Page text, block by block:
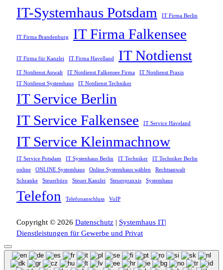
IT-Systemhaus Potsdam
IT Firma Berlin
IT Firma Brandenburg IT Firma Falkensee
IT Firma für Kanzlei IT Firma Havelland IT Notdienst
IT Notdienst Anwalt IT Notdienst Falkensee Firma
IT Notdienst Praxis
IT Notdienst Systemhaus
IT Notdienst Techniker
IT Service Berlin
IT Service Falkensee
IT Service Haveland
IT Service Kleinmachnow
IT Service Potsdam IT Systenhaus Berlin IT Techniker
IT Techniker Berlin
online
ONLINE Systemhaus Online Systemhaus wählen
Rechtsanwalt
Schranke
Steuerbüro Steuer Kanzlei Steuerpraxxis Systemhaus
Telefon Telefonanschluss VoIP
Copyright © 2026 Datenschutz | Systemhaus IT|
Dienstleistungen für Gewerbe und Privat